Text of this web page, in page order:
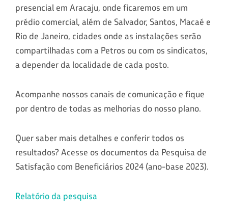
presencial em Aracaju, onde ficaremos em um
prédio comercial, além de Salvador, Santos, Macaé e
Rio de Janeiro, cidades onde as instalações serão
compartilhadas com a Petros ou com os sindicatos,
a depender da localidade de cada posto.
Acompanhe nossos canais de comunicação e fique
por dentro de todas as melhorias do nosso plano.
Quer saber mais detalhes e conferir todos os
resultados? Acesse os documentos da Pesquisa de
Satisfação com Beneficiários 2024 (ano-base 2023).
Relatório da pesquisa